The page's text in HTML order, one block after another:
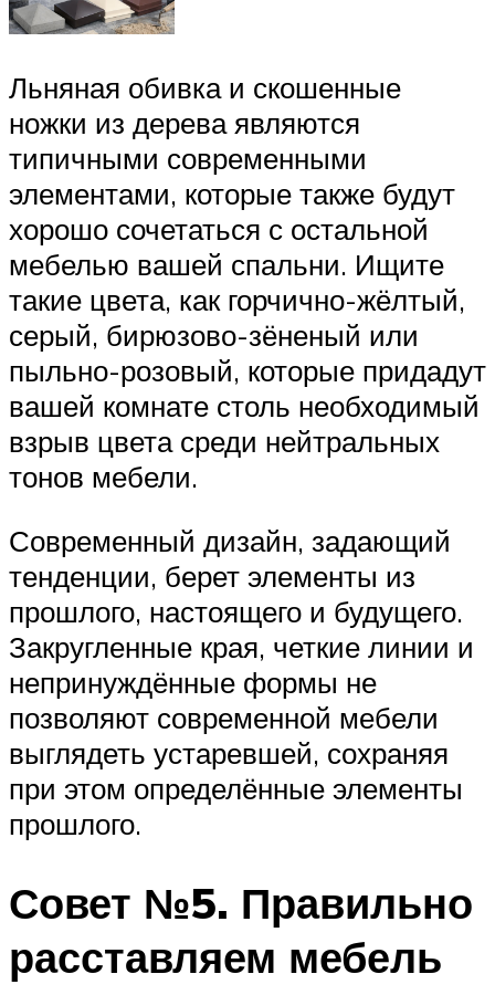
Льняная обивка и скошенные
ножки из дерева являются
типичными современными
элементами, которые также будут
хорошо сочетаться с остальной
мебелью вашей спальни. Ищите
такие цвета, как горчично-жёлтый,
серый, бирюзово-зёненый или
пыльно-розовый, которые придадут
вашей комнате столь необходимый
взрыв цвета среди нейтральных
тонов мебели.
Современный дизайн, задающий
тенденции, берет элементы из
прошлого, настоящего и будущего.
Закругленные края, четкие линии и
непринуждённые формы не
позволяют современной мебели
выглядеть устаревшей, сохраняя
при этом определённые элементы
прошлого.
Совет №5. Правильно
расставляем мебель